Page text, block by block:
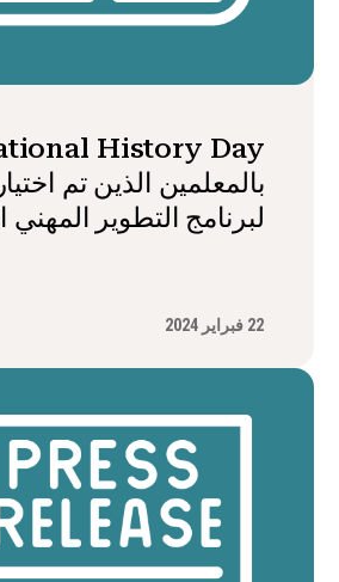
بالمعلمين الذين تم
لبرنامج التطوير المهني
22 فبراير 2024